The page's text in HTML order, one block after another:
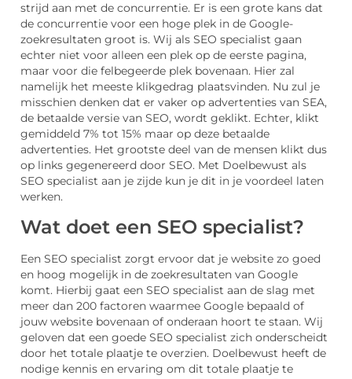
strijd aan met de concurrentie. Er is een grote kans dat
de concurrentie voor een hoge plek in de Google-
zoekresultaten groot is. Wij als SEO specialist gaan
echter niet voor alleen een plek op de eerste pagina,
maar voor die felbegeerde plek bovenaan. Hier zal
namelijk het meeste klikgedrag plaatsvinden. Nu zul je
misschien denken dat er vaker op advertenties van SEA,
de betaalde versie van SEO, wordt geklikt. Echter, klikt
gemiddeld 7% tot 15% maar op deze betaalde
advertenties. Het grootste deel van de mensen klikt dus
op links gegenereerd door SEO. Met Doelbewust als
SEO specialist aan je zijde kun je dit in je voordeel laten
werken.
Wat doet een SEO specialist?
Een SEO specialist zorgt ervoor dat je website zo goed
en hoog mogelijk in de zoekresultaten van Google
komt. Hierbij gaat een SEO specialist aan de slag met
meer dan 200 factoren waarmee Google bepaald of
jouw website bovenaan of onderaan hoort te staan. Wij
geloven dat een goede SEO specialist zich onderscheidt
door het totale plaatje te overzien. Doelbewust heeft de
nodige kennis en ervaring om dit totale plaatje te